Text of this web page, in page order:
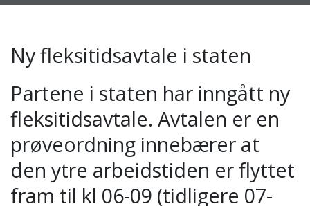
Ny fleksitidsavtale i staten
Partene i staten har inngått ny
fleksitidsavtale. Avtalen er en
prøveordning innebærer at
den ytre arbeidstiden er flyttet
fram til kl 06-09 (tidligere 07-